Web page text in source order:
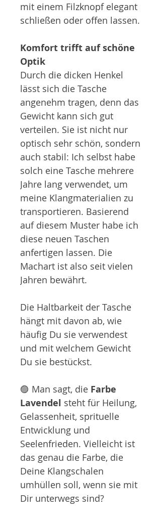
mit einem Filzknopf elegant
schließen oder offen lassen.
Komfort trifft auf schöne
Optik
Durch die dicken Henkel
lässt sich die Tasche
angenehm tragen, denn das
Gewicht kann sich gut
verteilen. Sie ist nicht nur
optisch sehr schön, sondern
auch stabil: Ich selbst habe
solch eine Tasche mehrere
Jahre lang verwendet, um
meine Klangmaterialien zu
transportieren. Basierend
auf diesem Muster habe ich
diese neuen Taschen
anfertigen lassen. Die
Machart ist also seit vielen
Jahren bewährt.
Die Haltbarkeit der Tasche
hängt mit davon ab, wie
häufig Du sie verwendest
und mit welchem Gewicht
Du sie bestückst.
🟣 Man sagt, die Farbe
Lavendel steht für Heilung,
Gelassenheit, sprituelle
Entwicklung und
Seelenfrieden. Vielleicht ist
das genau die Farbe, die
Deine Klangschalen
umhüllen soll, wenn sie mit
Dir unterwegs sind?